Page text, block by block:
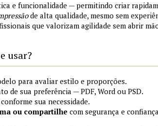
e funcionalidade — permitindo criar
de alta qualidade, mesmo sem
que valorizam agilidade sem abrir
usar?
para avaliar estilo e proporções.
de sua preferência — PDF, Word ou PSD.
sua necessidade.
ou compartilhe com segurança e